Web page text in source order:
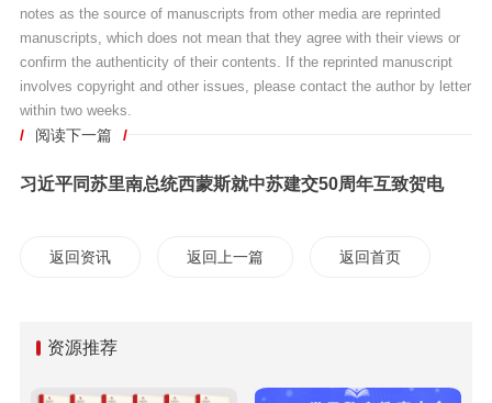
notes as the source of manuscripts from other media are reprinted
manuscripts, which does not mean that they agree with their views or
confirm the authenticity of their contents. If the reprinted manuscript
involves copyright and other issues, please contact the author by letter
within two weeks.
/ 阅读下一篇 /
习近平同苏里南总统西蒙斯就中苏建交50周年互致贺电
返回资讯 返回上一篇 返回首页
资源推荐